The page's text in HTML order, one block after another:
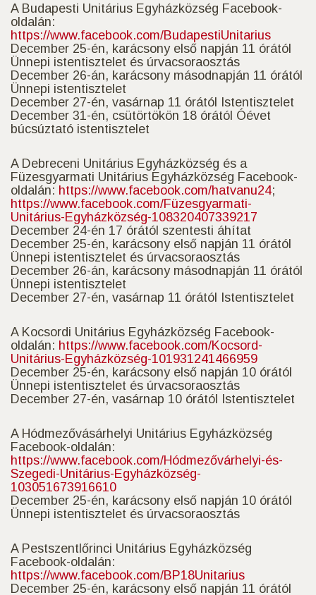
A Budapesti Unitárius Egyházközség Facebook-
oldalán:
https://www.facebook.com/BudapestiUnitarius
December 25-én, karácsony első napján 11 órától
Ünnepi istentisztelet és úrvacsoraosztás
December 26-án, karácsony másodnapján 11 órától
Ünnepi istentisztelet
December 27-én, vasárnap 11 órától Istentisztelet
December 31-én, csütörtökön 18 órától Óévet
búcsúztató istentisztelet
A Debreceni Unitárius Egyházközség és a
Füzesgyarmati Unitárius Egyházközség Facebook-
oldalán: https://www.facebook.com/hatvanu24;
https://www.facebook.com/Füzesgyarmati-
Unitárius-Egyházközség-108320407339217
December 24-én 17 órától szentesti áhítat
December 25-én, karácsony első napján 11 órától
Ünnepi istentisztelet és úrvacsoraosztás
December 26-án, karácsony másodnapján 11 órától
Ünnepi istentisztelet
December 27-én, vasárnap 11 órától Istentisztelet
A Kocsordi Unitárius Egyházközség Facebook-
oldalán: https://www.facebook.com/Kocsord-
Unitárius-Egyházközség-101931241466959
December 25-én, karácsony első napján 10 órától
Ünnepi istentisztelet és úrvacsoraosztás
December 27-én, vasárnap 10 órától Istentisztelet
A Hódmezővásárhelyi Unitárius Egyházközség
Facebook-oldalán:
https://www.facebook.com/Hódmezővárhelyi-és-
Szegedi-Unitárius-Egyházközség-
103051673916610
December 25-én, karácsony első napján 10 órától
Ünnepi istentisztelet és úrvacsoraosztás
A Pestszentlőrinci Unitárius Egyházközség
Facebook-oldalán:
https://www.facebook.com/BP18Unitarius
December 25-én, karácsony első napján 11 órától